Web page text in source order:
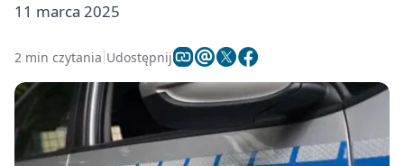
11 marca 2025
2 min czytania Udostępnij